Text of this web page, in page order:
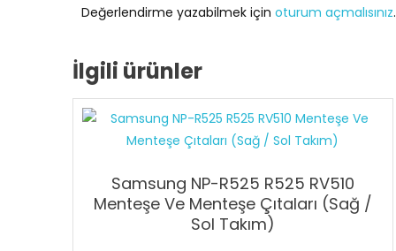
Değerlendirme yazabilmek için oturum açmalısınız.
İlgili ürünler
Samsung NP-R525 R525 RV510
Menteşe Ve Menteşe Çıtaları (Sağ /
Sol Takım)